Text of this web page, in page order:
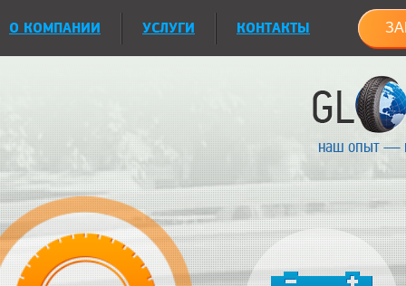
О КОМПАНИИ УСЛУГИ КОНТАКТЫ
наш опыт —